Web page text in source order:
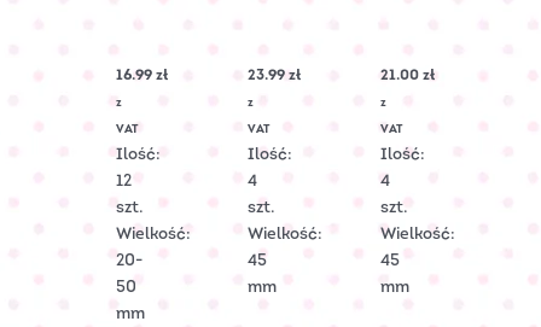
Nr
Art.:
16.99 zł
z
VAT
Ilość:
12
szt.
Wielkość:
20-
50
mm
Nr
Art.:
23.99zł
z
VAT
Ilość:
4
szt.
Wielkość:
45
mm
Nr
Art.:
21.00zł
z
VAT
Ilość:
4
szt.
Wielkość:
45
mm